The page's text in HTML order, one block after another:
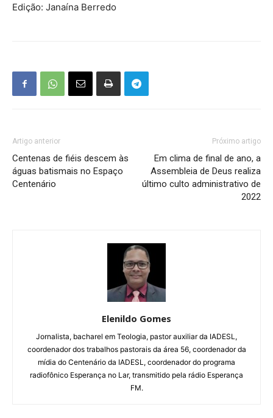
Edição: Janaína Berredo
Artigo anterior
Centenas de fiéis descem às
águas batismais no Espaço
Centenário
Próximo artigo
Em clima de final de ano, a
Assembleia de Deus realiza
último culto administrativo de
2022
Elenildo Gomes
Jornalista, bacharel em Teologia, pastor auxiliar da IADESL,
coordenador dos trabalhos pastorais da área 56, coordenador da
mídia do Centenário da IADESL, coordenador do programa
radiofônico Esperança no Lar, transmitido pela rádio Esperança
FM.